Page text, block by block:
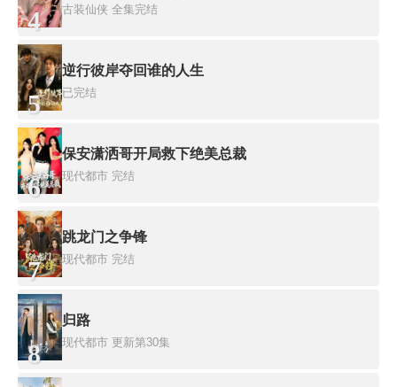
4 古装仙侠 全集完结
5
逆行彼岸夺回谁的人生
已完结
6
保安潇洒哥开局救下绝美总裁
现代都市 完结
7
跳龙门之争锋
现代都市 完结
8
归路
现代都市 更新第30集